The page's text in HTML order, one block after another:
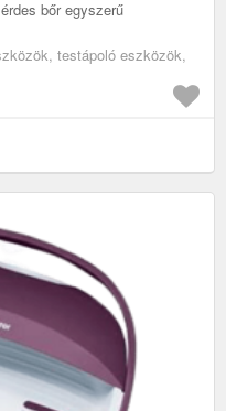
bőr egyszerű
testápoló eszközök,